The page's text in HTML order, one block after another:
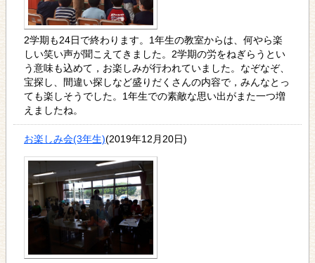
2学期も24日で終わります。1年生の教室からは、何やら楽
しい笑い声が聞こえてきました。2学期の労をねぎらうとい
う意味も込めて，お楽しみが行われていました。なぞなぞ、
宝探し、間違い探しなど盛りだくさんの内容で，みんなとっ
ても楽しそうでした。1年生での素敵な思い出がまた一つ増
えましたね。
お楽しみ会(3年生)(2019年12月20日)